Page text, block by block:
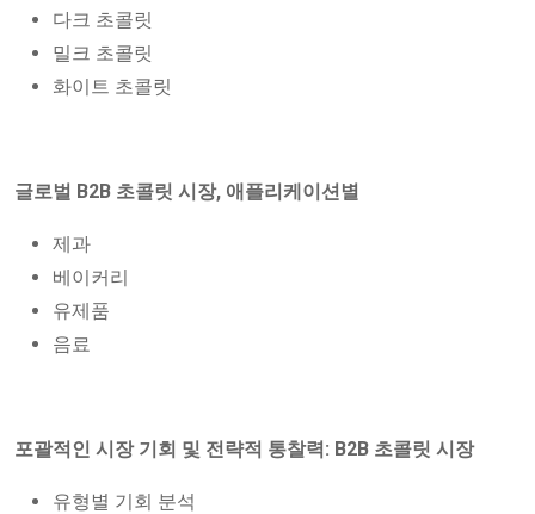
다크 초콜릿
밀크 초콜릿
화이트 초콜릿
글로벌 B2B 초콜릿 시장, 애플리케이션별
제과
베이커리
유제품
음료
포괄적인 시장 기회 및 전략적 통찰력: B2B 초콜릿 시장
유형별 기회 분석